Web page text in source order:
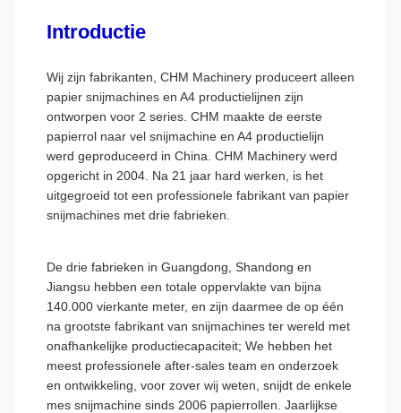
Introductie
Wij zijn fabrikanten, CHM Machinery produceert alleen
papier snijmachines en A4 productielijnen zijn
ontworpen voor 2 series. CHM maakte de eerste
papierrol naar vel snijmachine en A4 productielijn
werd geproduceerd in China. CHM Machinery werd
opgericht in 2004. Na 21 jaar hard werken, is het
uitgegroeid tot een professionele fabrikant van papier
snijmachines met drie fabrieken.
De drie fabrieken in Guangdong, Shandong en
Jiangsu hebben een totale oppervlakte van bijna
140.000 vierkante meter, en zijn daarmee de op één
na grootste fabrikant van snijmachines ter wereld met
onafhankelijke productiecapaciteit; We hebben het
meest professionele after-sales team en onderzoek
en ontwikkeling, voor zover wij weten, snijdt de enkele
mes snijmachine sinds 2006 papierrollen. Jaarlijkse